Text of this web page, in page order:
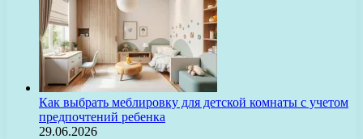
Как выбрать меблировку для детской комнаты с учетом
предпочтений ребенка
29.06.2026